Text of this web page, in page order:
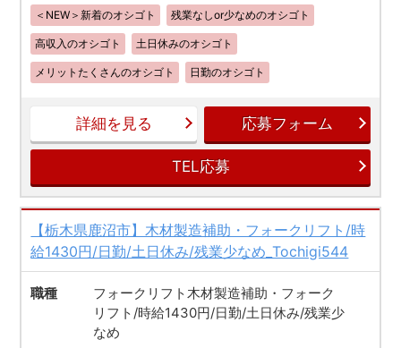
＜NEW＞新着のオシゴト 残業なしor少なめのオシゴト
高収入のオシゴト 土日休みのオシゴト
メリットたくさんのオシゴト 日勤のオシゴト
詳細を見る 応募フォーム
TEL応募
【栃木県鹿沼市】木材製造補助・フォークリフト/時
給1430円/日勤/土日休み/残業少なめ_Tochigi544
職種
フォークリフト木材製造補助・フォーク
リフト/時給1430円/日勤/土日休み/残業少
なめ